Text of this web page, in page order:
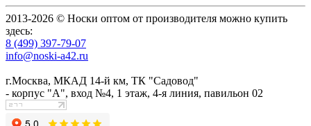
2013-2026 © Носки оптом от производителя можно купить
здесь:
8 (499) 397-79-07
info@noski-a42.ru
г.Москва, МКАД 14-й км, ТК "Садовод"
- корпус "А", вход №4, 1 этаж, 4-я линия, павильон 02